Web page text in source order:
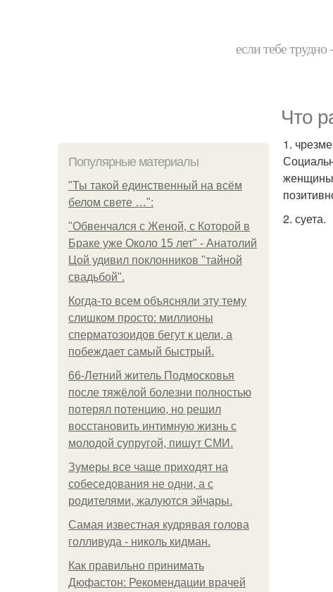
если тебе
Что
Популярные материалы
"Ты такой единственный на всём
белом свете …":
"Обвенчался с Женой, с Которой в
Браке уже Около 15 лет" - Анатолий
Цой удивил поклонников "тайной
свадьбой".
Когда-то всем объясняли эту тему
слишком просто: миллионы
сперматозоидов бегут к цели, а
побеждает самый быстрый.
66-Летний житель Подмосковья
после тяжёлой болезни полностью
потерял потенцию, но решил
восстановить интимную жизнь с
молодой супругой, пишут СМИ.
Зумеры все чаще приходят на
собеседования не одни, а с
родителями, жалуются эйчары.
Самая известная кудрявая голова
голливуда - николь кидман.
Как правильно принимать
Дюфастон: Рекомендации врачей
1.
женщины
2. суета.